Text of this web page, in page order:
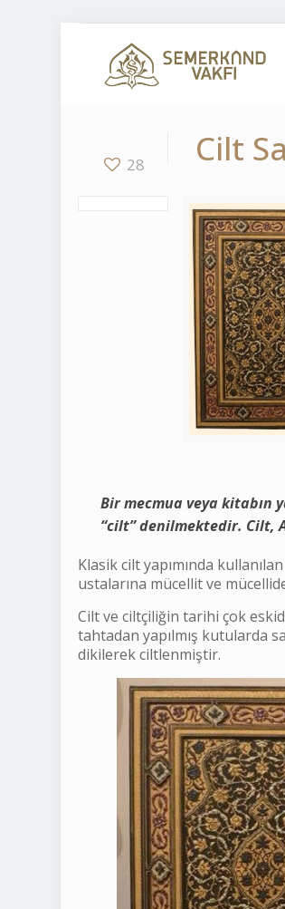
28 Cilt
Bir mecmua veya kitabın
“cilt” denilmektedir. Cilt,
Klasik cilt yapımında
ustalarına mücellit ve
Cilt ve ciltçiliğin tarihi çok
tahtadan yapılmış kutularda
dikilerek ciltlenmiştir.